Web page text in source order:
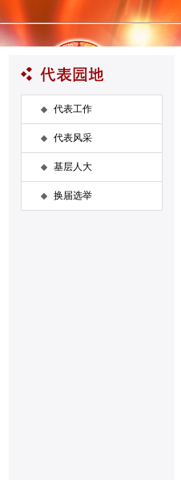
代表工作
代表风采
基层人大
换届选举